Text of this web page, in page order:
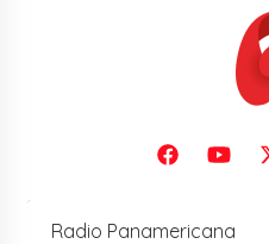
Radio Panamericana